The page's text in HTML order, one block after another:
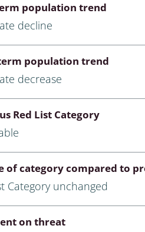
population trend
decline
population trend
decrease
Red List Category
of category compared to
Category unchanged
on threat